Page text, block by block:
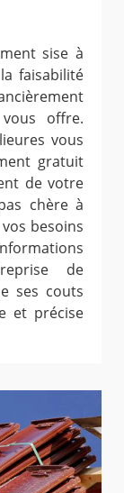
sise à
faisabilité
offre.
vous
gratuit
de votre
chère à
besoins
de
ses couts
et précise